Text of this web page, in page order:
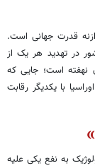
قدرت جهانی است.
در تهدید هر یک از
نهفته است؛ جایی که
با یکدیگر رقابت
به نفع یکی علیه